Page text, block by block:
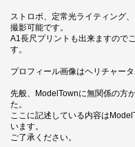
ストロボ、定常光ライティング
撮影可能です。
A1長尺プリントも出来ますので
す。
プロフィール画像はヘリチャー
先般、ModelTownに無関係の方
た。
ここに記述している内容は
います。
ご了承ください。